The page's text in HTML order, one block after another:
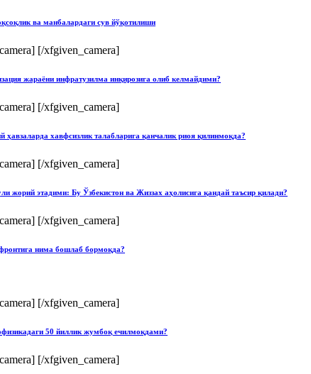
ва манбалардаги сув йўқотилиши
[/xfgiven_camera]
жараёни инфратузилма инқирозига олиб келмайдими?
[/xfgiven_camera]
хавфсизлик талабларига қанчалик риоя қилинмоқда?
[/xfgiven_camera]
жорий этадими: Бу Ўзбекистон ва Жиззах аҳолисига қандай таъсир қилади?
[/xfgiven_camera]
нима бошлаб бормоқда?
[/xfgiven_camera]
50 йиллик жумбоқ ечилмоқдами?
[/xfgiven_camera]